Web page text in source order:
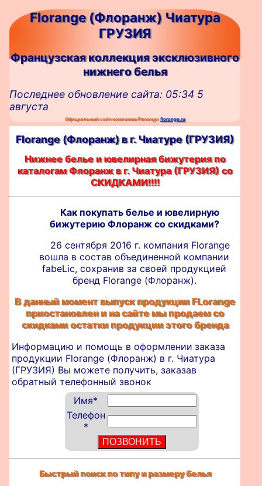
Florange (Флоранж) Чиатура
ГРУЗИЯ
Французская коллекция эксклюзивного
нижнего белья
Последнее обновление сайта: 05:34 5
августа
Официальный сайт компании Florange:florange.ru
Florange (Флоранж) в г. Чиатуре (ГРУЗИЯ)
Нижнее белье и ювелирная бижутерия по
каталогам Флоранж в г. Чиатура (ГРУЗИЯ) со
СКИДКАМИ!!!!
Как покупать белье и ювелирную
бижутерию Флоранж со скидками?
26 сентября 2016 г. компания Florange
вошла в состав объединенной компании
fabeLic, сохранив за своей продукцией
бренд Florange (Флоранж).
В данный момент выпуск продукции FLorange
приостановлен и на сайте мы продаем со
скидками остатки продукции этого бренда
Информацию и помощь в оформлении заказа
продукции Florange (Флоранж) в г. Чиатура
(ГРУЗИЯ) Вы можете получить, заказав
обратный телефонный звонок
Имя*
Телефон
*
Быстрый поиск по типу и размеру белья